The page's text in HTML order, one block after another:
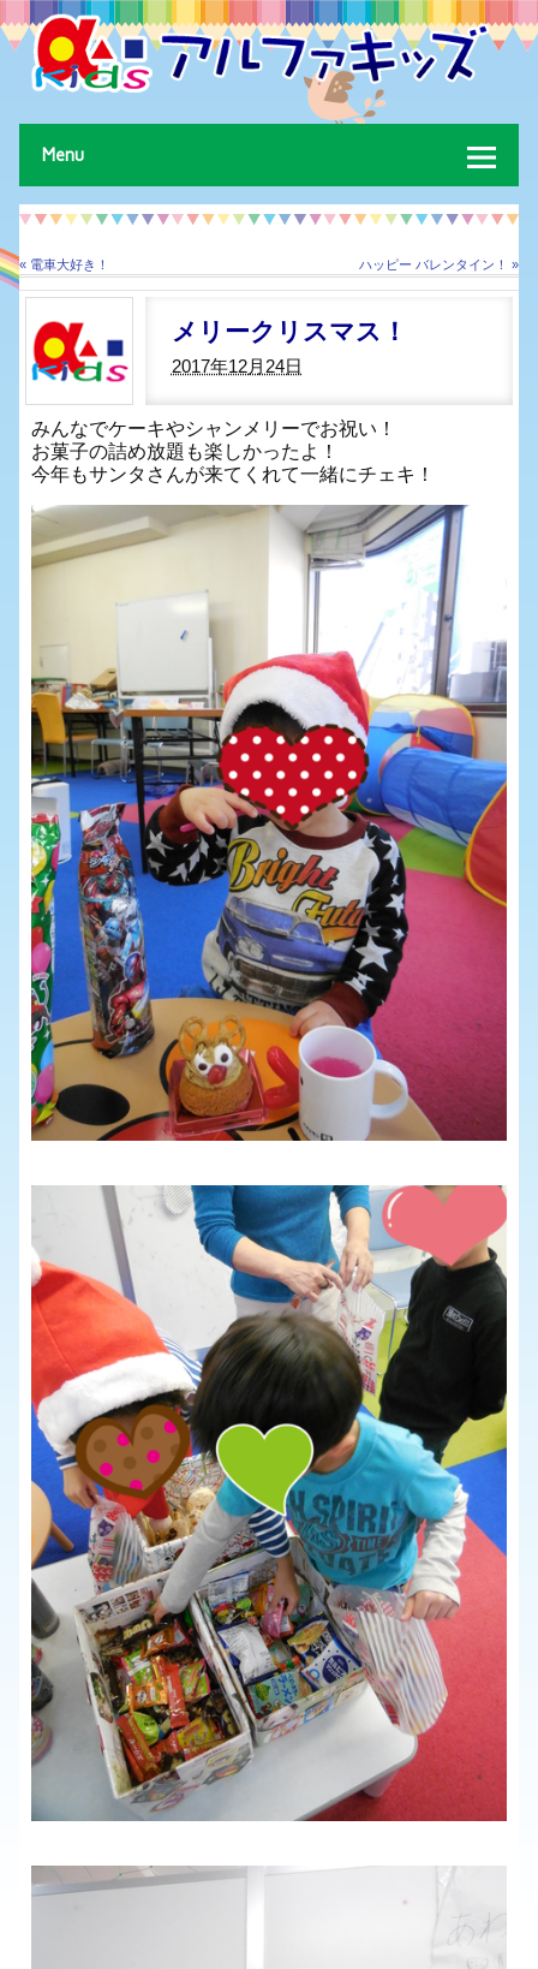
ァキッズです。台東区、墨田区、江戸川区を中心に送迎も行っております。
お気軽にお問合せください。
Menu
«電車大好き！ ハッピー バレンタイン！»
メリークリスマス！
2017年12月24日
みんなでケーキやシャンメリーでお祝い！
お菓子の詰め放題も楽しかったよ！
今年もサンタさんが来てくれて一緒にチェキ！